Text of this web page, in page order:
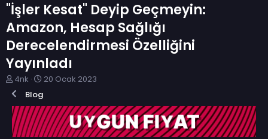
"İşler Kesat" Deyip Geçmeyin:
Amazon, Hesap Sağlığı
Derecelendirmesi Özelliğini
Yayınladı
K
o
n
b
u
y
4nk
B
l
a
n
20 Ocak 2023
Blog